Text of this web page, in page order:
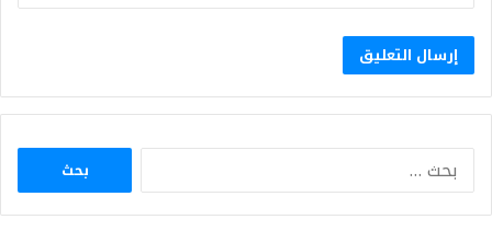
البحث